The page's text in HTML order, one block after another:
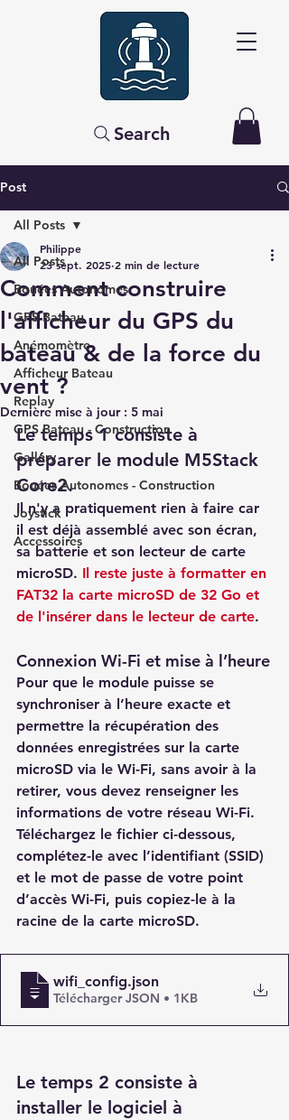
Search
Post
All Posts
Bouées Autonomes
GPS Bateau
Anémomètre
Afficheur Bateau
Replay
GPS Bateau - Construction
Gallery
Bouées Autonomes - Construction
Joystick
Accessoires
All Posts
Comment construire
l'afficheur du GPS du
bateau & de la force du
vent ?
Philippe
23 sept. 2025 2 min de lecture
Dernière mise à jour : 5 mai
Le temps 1 consiste à
préparer le module M5Stack
Core2.
Il n'y a pratiquement rien à faire car
il est déjà assemblé avec son écran,
sa batterie et son lecteur de carte
microSD. Il reste juste à formatter en
FAT32 la carte microSD de 32 Go et
de l'insérer dans le lecteur de carte.
Connexion Wi-Fi et mise à l’heure
Pour que le module puisse se
synchroniser à l’heure exacte et
permettre la récupération des
données enregistrées sur la carte
microSD via le Wi-Fi, sans avoir à la
retirer, vous devez renseigner les
informations de votre réseau Wi-Fi.
Téléchargez le fichier ci-dessous,
complétez-le avec l’identifiant (SSID)
et le mot de passe de votre point
d’accès Wi-Fi, puis copiez-le à la
racine de la carte microSD.
wifi_config.json
Télécharger JSON • 1KB
Le temps 2 consiste à
installer le logiciel à